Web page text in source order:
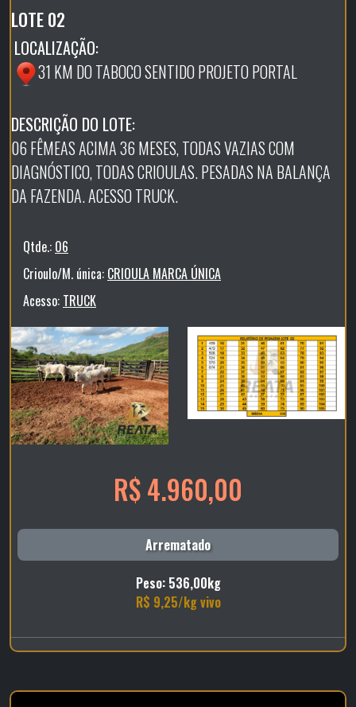
LOTE 02
LOCALIZAÇÃO:
31 KM DO TABOCO SENTIDO PROJETO PORTAL
DESCRIÇÃO DO LOTE:
06 FÊMEAS ACIMA 36 MESES, TODAS VAZIAS COM
DIAGNÓSTICO, TODAS CRIOULAS. PESADAS NA BALANÇA
DA FAZENDA. ACESSO TRUCK.
Qtde.: 06
Crioulo/M. única: CRIOULA MARCA ÚNICA
Acesso: TRUCK
R$ 4.960,00
Arrematado
Peso: 536,00kg
R$ 9,25/kg vivo